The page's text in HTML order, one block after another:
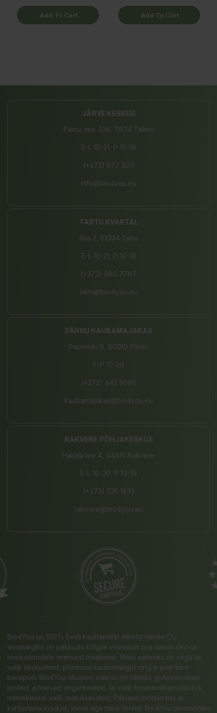
Add To Cart Add To Cart
JÄRVE KESKUS
Pärnu mnt. 238, 11624 Tallinn
E-L 10-21, P 10-19
(+372) 677 8211
info@bio4you.eu
TARTU KVARTAL
Riia 2, 51004 Tartu
E-L 10-21, P 10-19
(+372) 680 7787
tartu@bio4you.eu
PÄRNU KAUBAMAJAKAS
Papiniidu 8, 80010 Pärnu
E-P 10-20
(+372) 442 9390
kaubamajakas@bio4you.eu
RAKVERE PÕHJAKESKUS
Haljala tee 4, 44415 Rakvere
E-L 10-20, P 10-19
(+372) 325 1833
rakvere@bio4you.eu
Bio4You on 100% Eesti kaubamärk! Albero Verde OÜ
eesmärgiks on pakkuda kõigile võimalust osa saada öko-ja
loodustoodete imelisest maailmast. Meie eeliseks on väga lai
valik ökotooteid, põnevad kaubamärgid ning e-poe kiire
transport. Bio4You ökopoe valikus on näiteks gluteenivabad
tooted, põnevad vegantooted, lai valik kosmeetikatooteid ja
mitmekesine valik toidulisandeid. Pakume tooteid mis ei
kahjustada loodust, loomi ega meie tervist. Bio4You missiooniks